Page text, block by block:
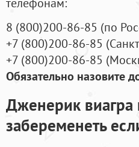
8 (800)200-86-85 (по
+7 (800)200-86-85 (
+7 (800)200-86-85 (
Обязательно назовите
Дженерик виагра
забеременеть